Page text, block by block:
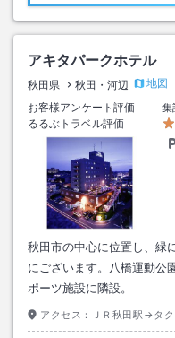
アキタパークホテル
秋田県 秋田・河辺
地図
お客様アンケート評価
集
るるぶトラベル評価
秋田市の中心に位置し、緑
にございます。八橋運動公
ポーツ施設に隣設。
アクセス： ＪＲ秋田駅→タ